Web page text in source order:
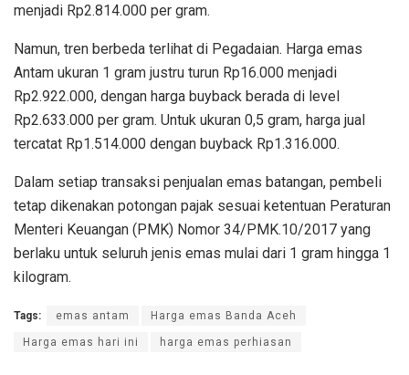
menjadi Rp2.814.000 per gram.
Namun, tren berbeda terlihat di Pegadaian. Harga emas
Antam ukuran 1 gram justru turun Rp16.000 menjadi
Rp2.922.000, dengan harga buyback berada di level
Rp2.633.000 per gram. Untuk ukuran 0,5 gram, harga jual
tercatat Rp1.514.000 dengan buyback Rp1.316.000.
Dalam setiap transaksi penjualan emas batangan, pembeli
tetap dikenakan potongan pajak sesuai ketentuan Peraturan
Menteri Keuangan (PMK) Nomor 34/PMK.10/2017 yang
berlaku untuk seluruh jenis emas mulai dari 1 gram hingga 1
kilogram.
Tags: emas antam Harga emas Banda Aceh
Harga emas hari ini harga emas perhiasan